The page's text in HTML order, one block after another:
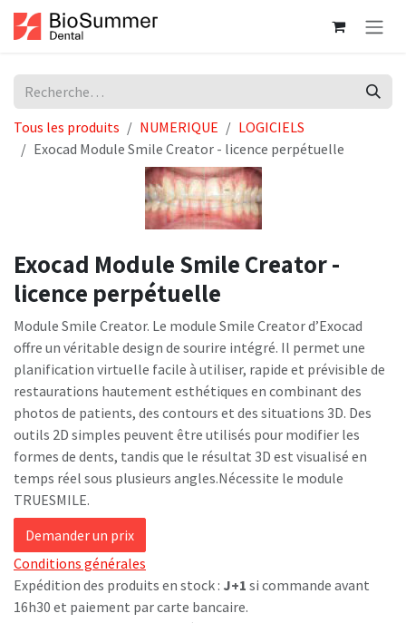
Se rendre au contenu
Tous les produits NUMERIQUE
LOGICIELS
Exocad Module Smile Creator - licence perpétuelle
Exocad Module Smile Creator -
licence perpétuelle
Module Smile Creator. Le module Smile Creator d’Exocad
offre un véritable design de sourire intégré. Il permet une
planification virtuelle facile à utiliser, rapide et prévisible de
restaurations hautement esthétiques en combinant des
photos de patients, des contours et des situations 3D. Des
outils 2D simples peuvent être utilisés pour modifier les
formes de dents, tandis que le résultat 3D est visualisé en
temps réel sous plusieurs angles.Nécessite le module
TRUESMILE.
Demander un prix
Conditions générales
Expédition des produits en stock : J+1 si commande avant
16h30 et paiement par carte bancaire.